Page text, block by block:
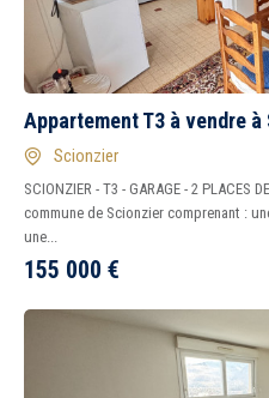
Appartement T3 à vendre
Scionzier
SCIONZIER - T3 - GARAGE - 2 PLACES
commune de Scionzier comprenant :
une...
155 000 €